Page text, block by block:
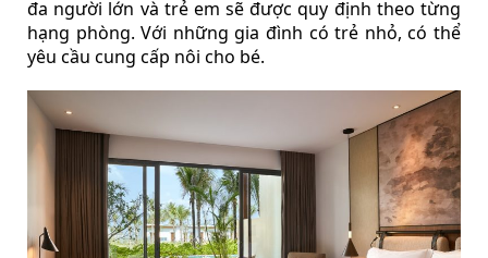
đa người lớn và trẻ em sẽ được quy định theo từng
hạng phòng. Với những gia đình có trẻ nhỏ, có thể
yêu cầu cung cấp nôi cho bé.